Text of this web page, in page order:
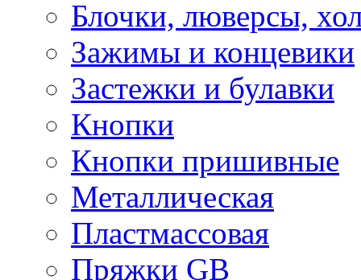
Блочки, люверсы,
Зажимы и концевики
Застежки и булавки
Кнопки
Кнопки пришивные
Металлическая
Пластмассовая
Пряжки GB